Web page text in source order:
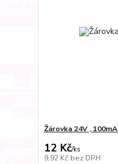
Žárovka 24V , 100mA
12 Kč/ks
9,92 Kč bez DPH